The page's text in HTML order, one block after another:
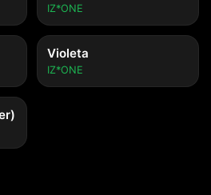
IZ*ONE
Violeta
IZ*ONE